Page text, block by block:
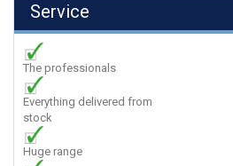
Service
The professionals
Everything delivered from
stock
Huge range